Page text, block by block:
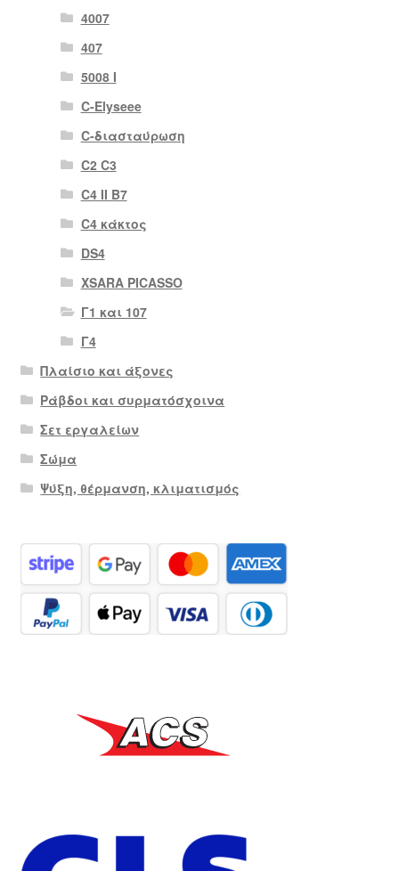
4007
407
5008 Ι
C-Elyseee
C-διασταύρωση
C2 C3
C4 II B7
C4 κάκτος
DS4
XSARA PICASSO
Γ1 και 107
Γ4
Πλαίσιο και άξονες
Ράβδοι και συρματόσχοινα
Σετ εργαλείων
Σώμα
Ψύξη, θέρμανση, κλιματισμός